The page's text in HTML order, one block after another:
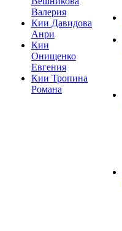
Валерия
Кии Давидова
Анри
Кии
Онищенко
Евгения
Кии Тропина
Романа